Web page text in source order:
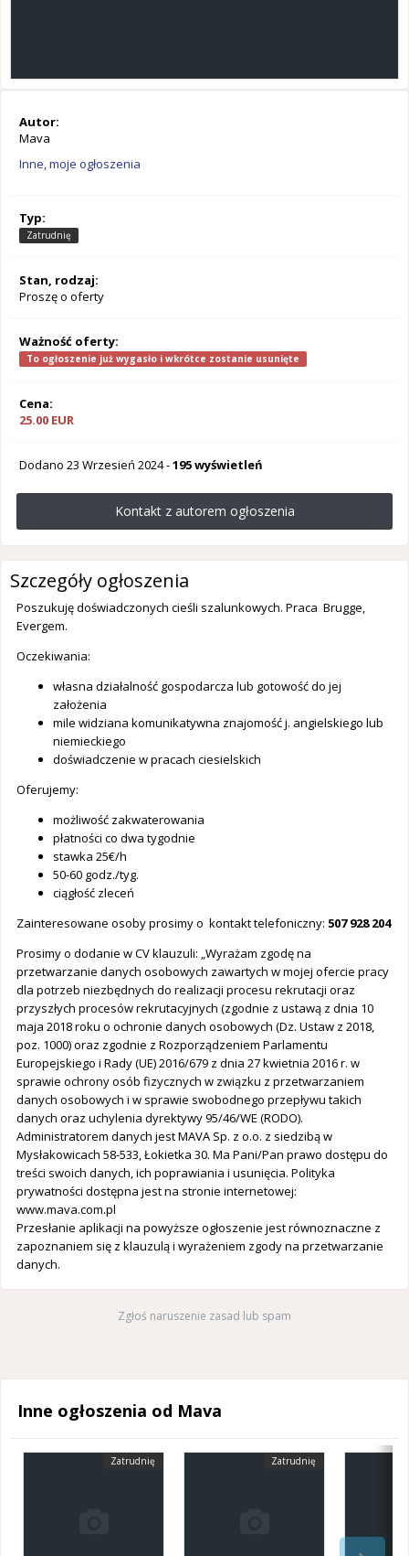
Autor:
Mava
Inne, moje ogłoszenia
Typ:
Zatrudnię
Stan, rodzaj:
Proszę o oferty
Ważność oferty:
To ogłoszenie już wygasło i wkrótce zostanie usunięte
Cena:
25.00 EUR
Dodano 23 Wrzesień 2024-195 wyświetleń
Kontakt z autorem ogłoszenia
Szczegóły ogłoszenia
Poszukuję doświadczonych cieśli szalunkowych. Praca Brugge,
Evergem.
Oczekiwania:
własna działalność gospodarcza lub gotowość do jej
założenia
mile widziana komunikatywna znajomość j. angielskiego lub
niemieckiego
doświadczenie w pracach ciesielskich
Oferujemy:
możliwość zakwaterowania
płatności co dwa tygodnie
stawka 25€/h
50-60 godz./tyg.
ciągłość zleceń
Zainteresowane osoby prosimy o kontakt telefoniczny: 507 928 204
Prosimy o dodanie w CV klauzuli: „Wyrażam zgodę na
przetwarzanie danych osobowych zawartych w mojej ofercie pracy
dla potrzeb niezbędnych do realizacji procesu rekrutacji oraz
przyszłych procesów rekrutacyjnych (zgodnie z ustawą z dnia 10
maja 2018 roku o ochronie danych osobowych (Dz. Ustaw z 2018,
poz. 1000) oraz zgodnie z Rozporządzeniem Parlamentu
Europejskiego i Rady (UE) 2016/679 z dnia 27 kwietnia 2016 r. w
sprawie ochrony osób fizycznych w związku z przetwarzaniem
danych osobowych i w sprawie swobodnego przepływu takich
danych oraz uchylenia dyrektywy 95/46/WE (RODO).
Administratorem danych jest MAVA Sp. z o.o. z siedzibą w
Mysłakowicach 58-533, Łokietka 30. Ma Pani/Pan prawo dostępu do
treści swoich danych, ich poprawiania i usunięcia. Polityka
prywatności dostępna jest na stronie internetowej:
www.mava.com.pl
Przesłanie aplikacji na powyższe ogłoszenie jest równoznaczne z
zapoznaniem się z klauzulą i wyrażeniem zgody na przetwarzanie
danych.
Zgłoś naruszenie zasad lub spam
Inne ogłoszenia od Mava
Zatrudnię Zatrudnię